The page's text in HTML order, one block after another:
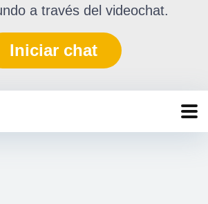
a través del videochat.
Iniciar chat